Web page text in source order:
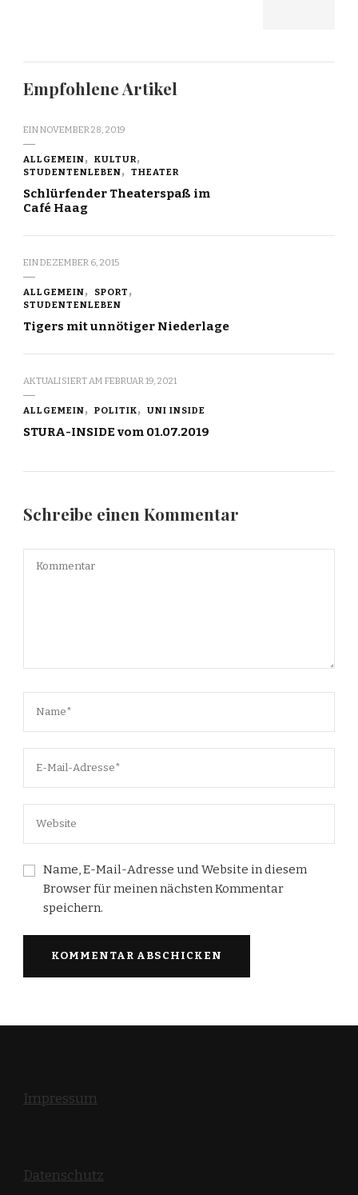
Empfohlene Artikel
EINNOVEMBER 28, 2019
ALLGEMEIN
KULTUR
STUDENTENLEBEN
THEATER
Schlürfender Theaterspaß im
Café Haag
EINDEZEMBER 6, 2015
ALLGEMEIN
SPORT
STUDENTENLEBEN
Tigers mit unnötiger Niederlage
AKTUALISIERT AM FEBRUAR 19, 2021
ALLGEMEIN POLITIK UNI INSIDE
STURA-INSIDE vom 01.07.2019
Schreibe einen Kommentar
Name, E-Mail-Adresse und Website in diesem
Browser für meinen nächsten Kommentar
speichern.
Impressum
Datenschutz